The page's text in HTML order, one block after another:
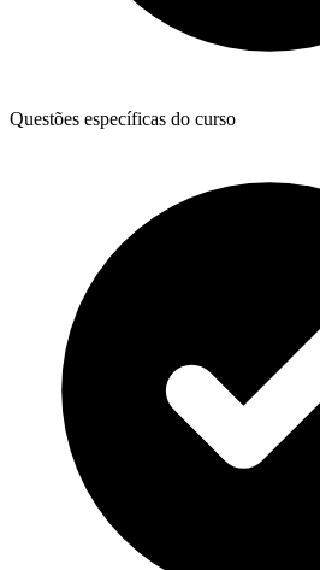
Questões específicas do curso